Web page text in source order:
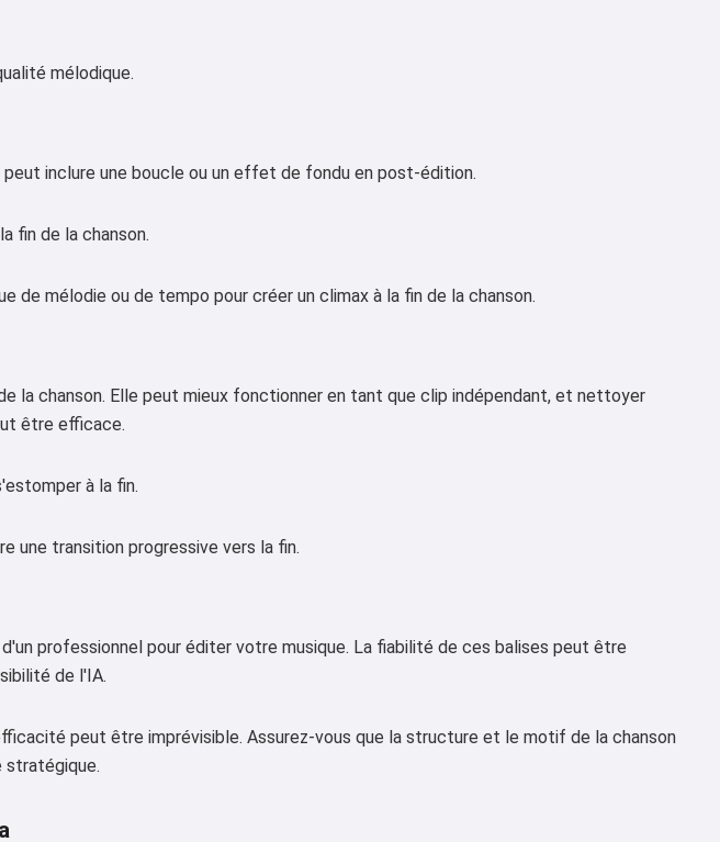
mélodique.
peut inclure une boucle ou un effet de fondu en post-édition.
fin de la chanson.
de mélodie ou de tempo pour créer un climax à la fin de la chanson.
la chanson. Elle peut mieux fonctionner en tant que clip indépendant, et nettoyer
être efficace.
à la fin.
une transition progressive vers la fin.
professionnel pour éditer votre musique. La fiabilité de ces balises peut être
de l'IA.
peut être imprévisible. Assurez-vous que la structure et le motif de la chanson
stratégique.
écrire